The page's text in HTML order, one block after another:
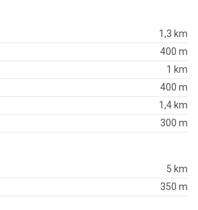
1,3 km
400 m
1 km
400 m
1,4 km
300 m
5 km
350 m